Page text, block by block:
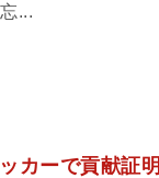
...
カーで貢献証明